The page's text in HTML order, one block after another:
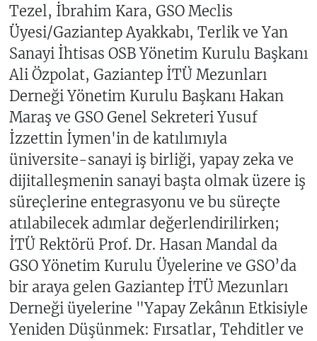
Tezel, İbrahim Kara, GSO Meclis
Üyesi/Gaziantep Ayakkabı, Terlik ve Yan
Sanayi İhtisas OSB Yönetim Kurulu Başkanı
Ali Özpolat, Gaziantep İTÜ Mezunları
Derneği Yönetim Kurulu Başkanı Hakan
Maraş ve GSO Genel Sekreteri Yusuf
İzzettin İymen'in de katılımıyla
üniversite-sanayi iş birliği, yapay zeka ve
dijitalleşmenin sanayi başta olmak üzere iş
süreçlerine entegrasyonu ve bu süreçte
atılabilecek adımlar değerlendirilirken;
İTÜ Rektörü Prof. Dr. Hasan Mandal da
GSO Yönetim Kurulu Üyelerine ve GSO’da
bir araya gelen Gaziantep İTÜ Mezunları
Derneği üyelerine "Yapay Zekânın Etkisiyle
Yeniden Düşünmek: Fırsatlar, Tehditler ve